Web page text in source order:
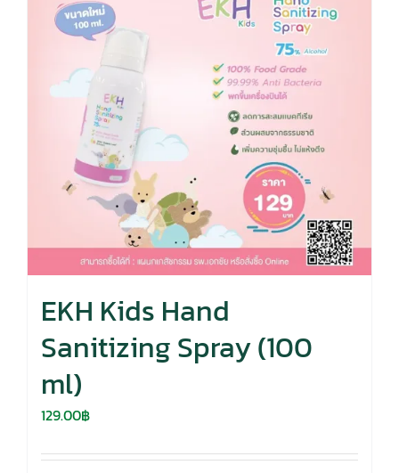
EKH Kids Hand
Sanitizing Spray (100
ml)
129.00฿